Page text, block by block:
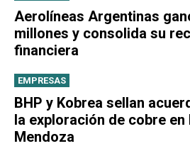
Aerolíneas Argentinas
millones y consolida su
financiera
EMPRESAS
BHP y Kobrea sellan
la exploración de cobre en
Mendoza